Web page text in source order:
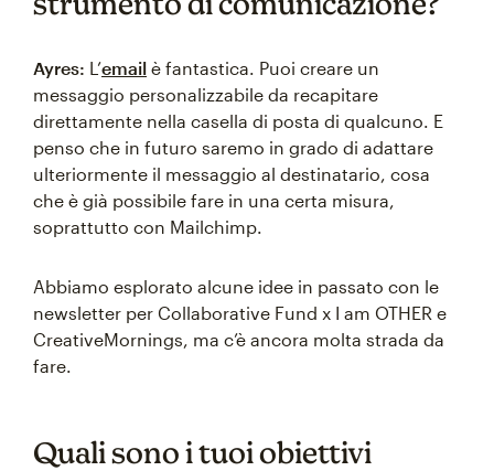
Ayres: L’email è fantastica. Puoi creare un
messaggio personalizzabile da recapitare
direttamente nella casella di posta di qualcuno. E
penso che in futuro saremo in grado di adattare
ulteriormente il messaggio al destinatario, cosa
che è già possibile fare in una certa misura,
soprattutto con Mailchimp.
Abbiamo esplorato alcune idee in passato con le
newsletter per Collaborative Fund x I am OTHER e
CreativeMornings, ma c’è ancora molta strada da
fare.
Quali sono i tuoi obiettivi